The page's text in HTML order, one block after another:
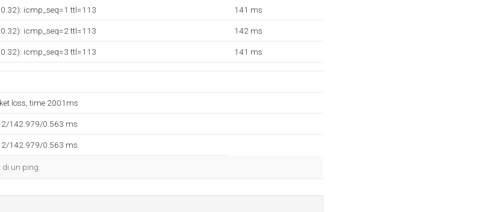
icmp_seq=1 ttl=113 141 ms
icmp_seq=2 ttl=113 142 ms
icmp_seq=3 ttl=113 141 ms
loss, time 2001ms
142.979/0.563 ms
142.979/0.563 ms
un ping.